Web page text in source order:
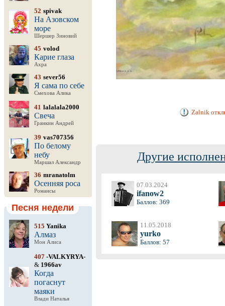
52 spivak
На Азовском
море
Шершер Зиновий
45 volod
Карие глаза
Ахра
43 sever56
Я сама по себе
Смехова Алика
41 lalalala2000
Свеча
Гранкин Андрей
39 vas707356
По белому
небу
Маршал Александр
36 mranatolm
Осенняя роса
Романсы
Песня недели
515 Yanika
Алмаз
Мон Алиса
407 -VALKYRYA-
& 1966av
Когда
погаснут
маяки
Влади Наталья
Zalnik
Другие
07.03.2024
ifanow2
Баллов: 369
11.05.2018
yurko
Баллов: 57